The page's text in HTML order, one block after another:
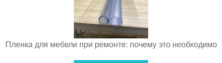
Пленка для мебели при ремонте: почему это необходимо